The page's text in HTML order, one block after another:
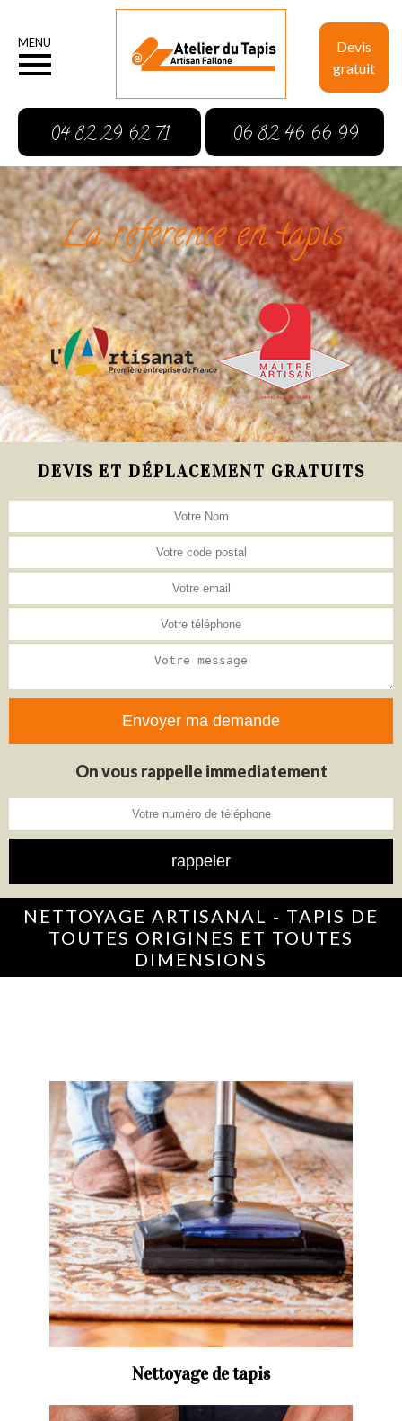
Devis
gratuit
MENU
04 82 29 62 71 06 82 46 66 99
La référence en tapis
DEVIS ET DÉPLACEMENT GRATUITS
On vous rappelle immediatement
NETTOYAGE ARTISANAL - TAPIS DE
TOUTES ORIGINES ET TOUTES
DIMENSIONS
Nettoyage de tapis